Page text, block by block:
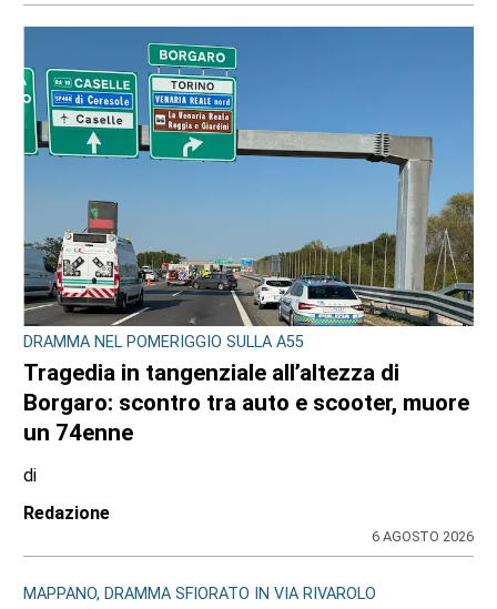
DRAMMA NEL POMERIGGIO SULLA A55
Tragedia in tangenziale all’altezza di
Borgaro: scontro tra auto e scooter, muore
un 74enne
di
Redazione
6 AGOSTO 2026
MAPPANO, DRAMMA SFIORATO IN VIA RIVAROLO